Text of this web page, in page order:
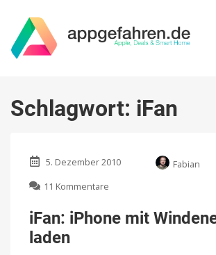
Schlagwort: iFan
5. Dezember 2010
Fabian
11 Kommentare
iPhone
mit
iFan: iPhone mit
laden